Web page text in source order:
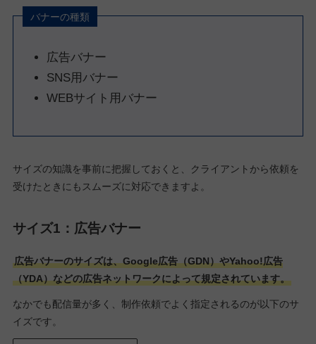
バナーの種類
広告バナー
SNS用バナー
WEBサイト用バナー
サイズの知識を事前に把握しておくと、クライアントから依頼を
受けたときにもスムーズに対応できますよ。
サイズ1：広告バナー
広告バナーのサイズは、Google広告（GDN）やYahoo!広告
（YDA）などの広告ネットワークによって規定されています。
なかでも配信量が多く、制作依頼でよく指定されるのが以下のサ
イズです。